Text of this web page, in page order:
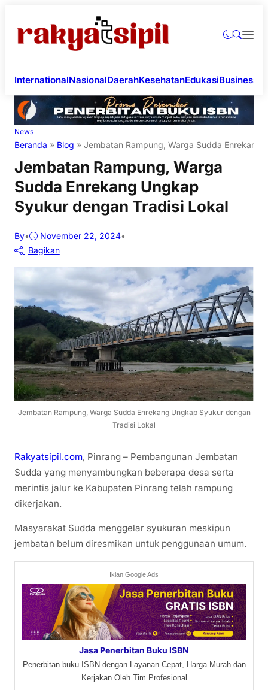
InternationalNasionalDaerahKesehatanEdukasiBusiness
News
Beranda » Blog » Jembatan Rampung, Warga Sudda Enrekang
Jembatan Rampung, Warga
Sudda Enrekang Ungkap
Syukur dengan Tradisi Lokal
By• November 22, 2024•
Bagikan
Jembatan Rampung, Warga Sudda Enrekang Ungkap Syukur dengan
Tradisi Lokal
Rakyatsipil.com, Pinrang – Pembangunan Jembatan
Sudda yang menyambungkan beberapa desa serta
merintis jalur ke Kabupaten Pinrang telah rampung
dikerjakan.
Masyarakat Sudda menggelar syukuran meskipun
jembatan belum diresmikan untuk penggunaan umum.
Iklan Google Ads
Jasa Penerbitan Buku ISBN
Penerbitan buku ISBN dengan Layanan Cepat, Harga Murah dan
Kerjakan Oleh Tim Profesional